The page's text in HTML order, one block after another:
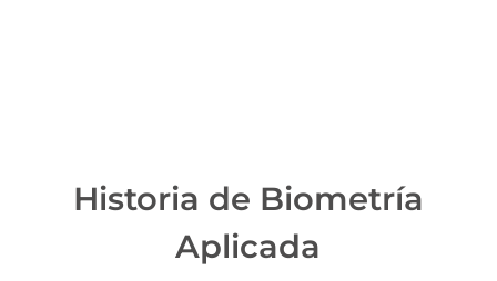
Historia de Biometría
Aplicada